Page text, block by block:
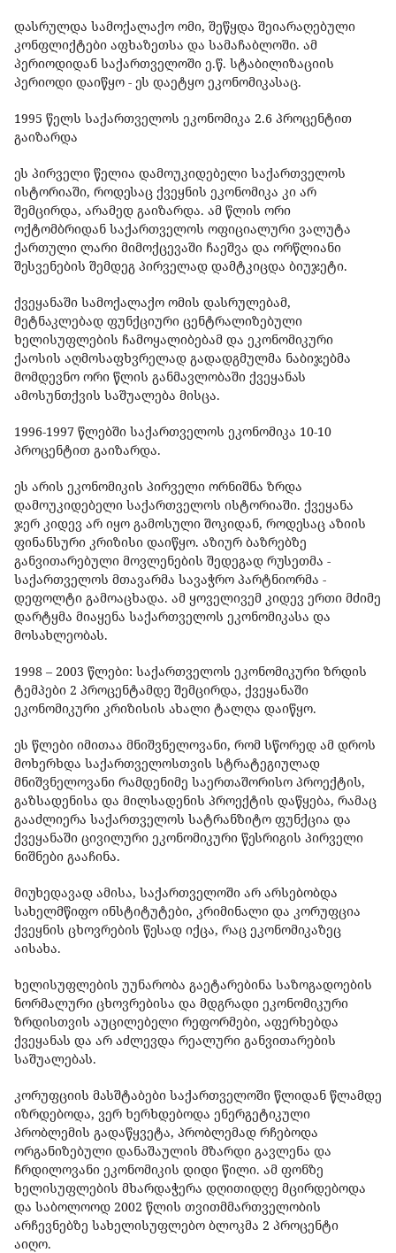
დასრულდა სამოქალაქო ომი, შეწყდა შეიარაღებული
კონფლიქტები აფხაზეთსა და სამაჩაბლოში. ამ
პერიოდიდან საქართველოში ე.წ. სტაბილიზაციის
პერიოდი დაიწყო - ეს დაეტყო ეკონომიკასაც.
1995 წელს საქართველოს ეკონომიკა 2.6 პროცენტით
გაიზარდა
ეს პირველი წელია დამოუკიდებელი საქართველოს
ისტორიაში, როდესაც ქვეყნის ეკონომიკა კი არ
შემცირდა, არამედ გაიზარდა. ამ წლის ორი
ოქტომბრიდან საქართველოს ოფიციალური ვალუტა
ქართული ლარი მიმოქცევაში ჩაეშვა და ორწლიანი
შესვენების შემდეგ პირველად დამტკიცდა ბიუჯეტი.
ქვეყანაში სამოქალაქო ომის დასრულებამ,
მეტნაკლებად ფუნქციური ცენტრალიზებული
ხელისუფლების ჩამოყალიბებამ და ეკონომიკური
ქაოსის აღმოსაფხვრელად გადადგმულმა ნაბიჯებმა
მომდევნო ორი წლის განმავლობაში ქვეყანას
ამოსუნთქვის საშუალება მისცა.
1996-1997 წლებში საქართველოს ეკონომიკა 10-10
პროცენტით გაიზარდა.
ეს არის ეკონომიკის პირველი ორნიშნა ზრდა
დამოუკიდებელი საქართველოს ისტორიაში. ქვეყანა
ჯერ კიდევ არ იყო გამოსული შოკიდან, როდესაც აზიის
ფინანსური კრიზისი დაიწყო. აზიურ ბაზრებზე
განვითარებული მოვლენების შედეგად რუსეთმა -
საქართველოს მთავარმა სავაჭრო პარტნიორმა -
დეფოლტი გამოაცხადა. ამ ყოველივემ კიდევ ერთი მძიმე
დარტყმა მიაყენა საქართველოს ეკონომიკასა და
მოსახლეობას.
1998 – 2003 წლები: საქართველოს ეკონომიკური ზრდის
ტემპები 2 პროცენტამდე შემცირდა, ქვეყანაში
ეკონომიკური კრიზისის ახალი ტალღა დაიწყო.
ეს წლები იმითაა მნიშვნელოვანი, რომ სწორედ ამ დროს
მოხერხდა საქართველოსთვის სტრატეგიულად
მნიშვნელოვანი რამდენიმე საერთაშორისო პროექტის,
გაზსადენისა და მილსადენის პროექტის დაწყება, რამაც
გააძლიერა საქართველოს სატრანზიტო ფუნქცია და
ქვეყანაში ცივილური ეკონომიკური წესრიგის პირველი
ნიშნები გააჩინა.
მიუხედავად ამისა, საქართველოში არ არსებობდა
სახელმწიფო ინსტიტუტები, კრიმინალი და კორუფცია
ქვეყნის ცხოვრების წესად იქცა, რაც ეკონომიკაზეც
აისახა.
ხელისუფლების უუნარობა გაეტარებინა საზოგადოების
ნორმალური ცხოვრებისა და მდგრადი ეკონომიკური
ზრდისთვის აუცილებელი რეფორმები, აფერხებდა
ქვეყანას და არ აძლევდა რეალური განვითარების
საშუალებას.
კორუფციის მასშტაბები საქართველოში წლიდან წლამდე
იზრდებოდა, ვერ ხერხდებოდა ენერგეტიკული
პრობლემის გადაწყვეტა, პრობლემად რჩებოდა
ორგანიზებული დანაშაულის მზარდი გავლენა და
ჩრდილოვანი ეკონომიკის დიდი წილი. ამ ფონზე
ხელისუფლების მხარდაჭერა დღითიდღე მცირდებოდა
და საბოლოოდ 2002 წლის თვითმმართველობის
არჩევნებზე სახელისუფლებო ბლოკმა 2 პროცენტი
აიღო.